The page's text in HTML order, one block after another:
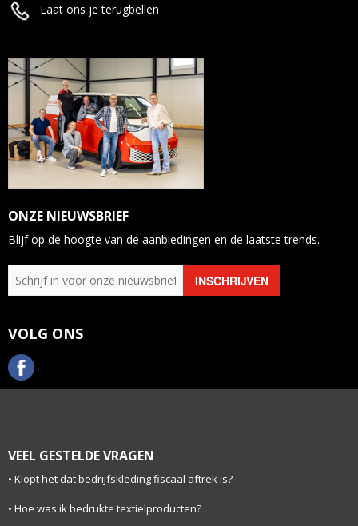
Laat ons je terugbellen
ONZE NIEUWSBRIEF
Blijf op de hoogte van de aanbiedingen en de laatste trends.
VOLG ONS
VEEL GESTELDE VRAGEN
Klopt het dat bedrijfskleding fiscaal aftrek is?
Hoe was ik bedrukte textielproducten?